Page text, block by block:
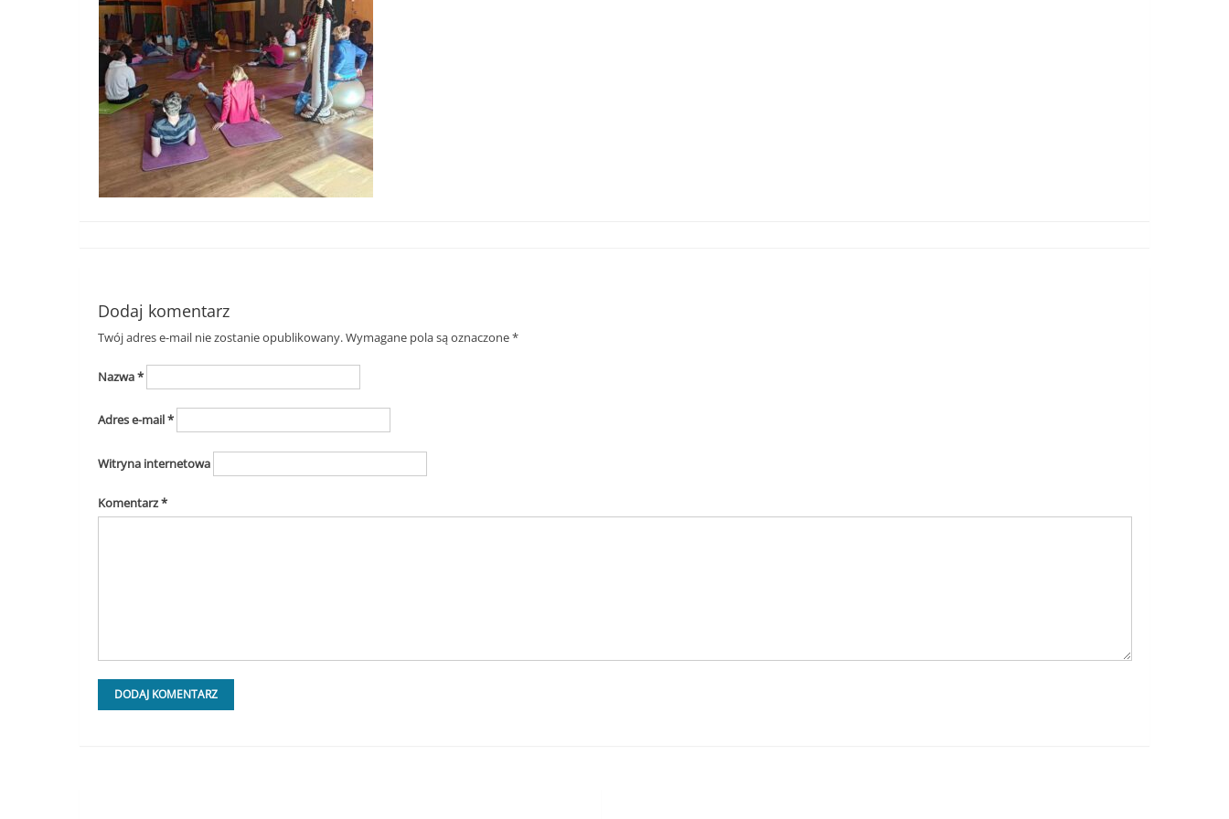
Dodaj komentarz
Twój adres e-mail nie zostanie opublikowany.Wymagane pola są oznaczone*
Nazwa*
Adres e-mail*
Witryna internetowa
Komentarz*